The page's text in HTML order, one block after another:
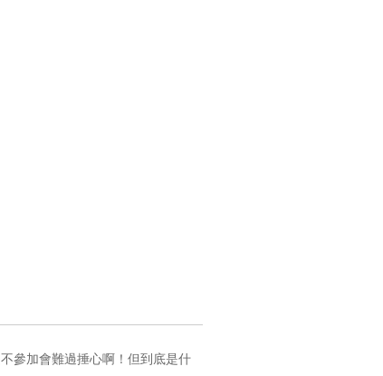
參加會難過捶心啊！但到底是什